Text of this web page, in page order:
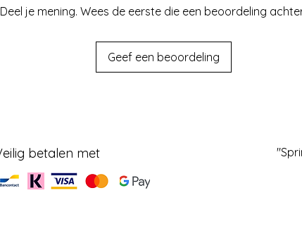
Deel je mening. Wees de eerste die een beoordeling
Geef een beoordeling
betalen met